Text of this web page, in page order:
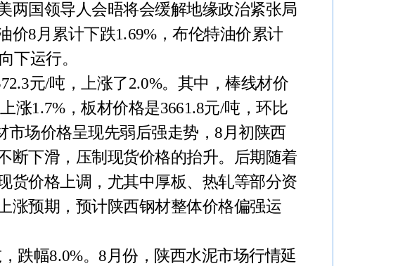
两国领导人会晤将会缓解地缘政治紧张局
价8月累计下跌1.69%，布伦特油价累计
下运行。
元/吨，上涨了2.0%。其中，棒线材价
涨1.7%，板材价格是3661.8元/吨，环比
市场价格呈现先弱后强走势，8月初陕西
断下滑，压制现货价格的抬升。后期随着
货价格上调，尤其中厚板、热轧等部分资
涨预期，预计陕西钢材整体价格偏强运
跌幅8.0%。8月份，陕西水泥市场行情延